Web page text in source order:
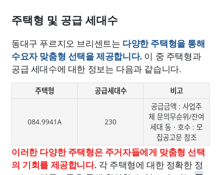
주택형 및 공급 세대수
동대구 푸르지오 브리센트는 다양한 주택형을 통해
수요자 맞춤형 선택을 제공합니다. 이 중 주택형과
공급 세대수에 대한 정보는 다음과 같습니다.
주택형 공급세대수 비고
084.9941A 230
공급금액 : 사업주
체 문의무순위/잔여
세대 동ㆍ호수 : 모
집공고문 참조
이러한 다양한 주택형은 주거자들에게 맞춤형 선택
의 기회를 제공합니다. 각 주택형에 대한 정확한 정